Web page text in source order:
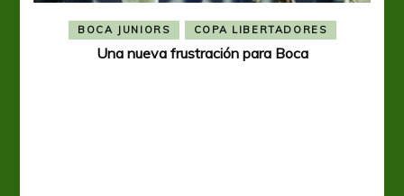
BOCA JUNIORS COPA LIBERTADORES
Una nueva frustración para Boca